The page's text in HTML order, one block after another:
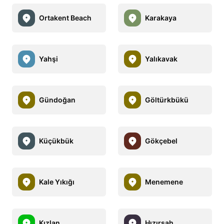
Ortakent Beach Karakaya
Yahşi Yalıkavak
Gündoğan Göltürkbükü
Küçükbük Gökçebel
Kale Yıkığı Menemene